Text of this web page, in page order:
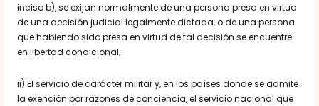
inciso b), se exijan normalmente de una persona presa en virtud
de una decisión judicial legalmente dictada, o de una persona
que habiendo sido presa en virtud de tal decisión se encuentre
en libertad condicional;
ii) El servicio de carácter militar y, en los países donde se admite
la exención por razones de conciencia, el servicio nacional que